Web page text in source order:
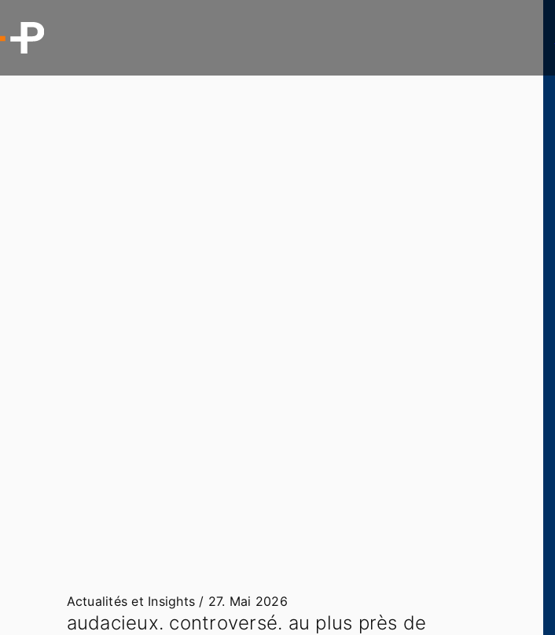
Actualités et Insights / 27. Mai 2026
audacieux. controversé. au plus près de